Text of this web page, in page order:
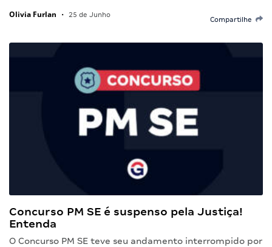
Olivia Furlan • 25 de Junho
Compartilhe
Concurso PM SE é suspenso pela Justiça!
Entenda
O Concurso PM SE teve seu andamento interrompido por